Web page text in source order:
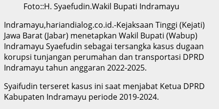
Foto::H. Syaefudin.Wakil Bupati Indramayu
Indramayu,hariandialog.co.id.-Kejaksaan Tinggi (Kejati)
Jawa Barat (Jabar) menetapkan Wakil Bupati (Wabup)
Indramayu Syaefudin sebagai tersangka kasus dugaan
korupsi tunjangan perumahan dan transportasi DPRD
Indramayu tahun anggaran 2022-2025.
Syaifudin terseret kasus ini saat menjabat Ketua DPRD
Kabupaten Indramayu periode 2019-2024.